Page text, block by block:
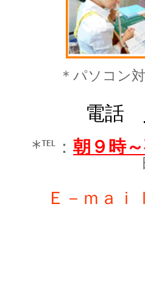
＊パソコン
電話
*℡： 朝９時
Ｅ－ｍａｉ